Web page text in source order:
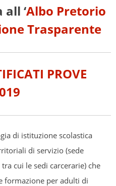
‘Albo Pretorio
Trasparente
PROVE
di istituzione scolastica
di servizio (sede
cui le sedi carcerarie) che
formazione per adulti di